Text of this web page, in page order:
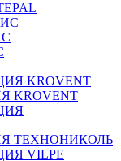
KROVENT
ТЕХНОНИКОЛЬ